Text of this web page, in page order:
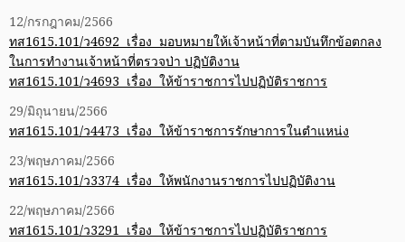
12/กรกฎาคม/2566
ทส1615.101/ว4692 เรื่อง มอบหมายให้เจ้าหน้าที่ตามบันทึกข้อตกลง
ในการทำงานเจ้าหน้าที่ตรวจป่า ปฏิบัติงาน
ทส1615.101/ว4693 เรื่อง ให้ข้าราชการไปปฏิบัติราชการ
29/มิถุนายน/2566
ทส1615.101/ว4473 เรื่อง ให้ข้าราชการรักษาการในตำแหน่ง
23/พฤษภาคม/2566
ทส1615.101/ว3374 เรื่อง ให้พนักงานราชการไปปฏิบัติงาน
22/พฤษภาคม/2566
ทส1615.101/ว3291 เรื่อง ให้ข้าราชการไปปฏิบัติราชการ